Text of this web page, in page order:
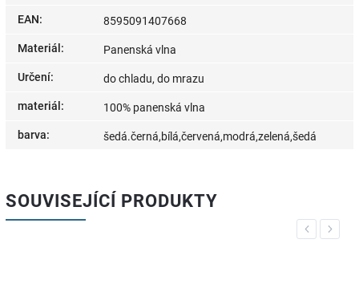
EAN: 8595091407668
Materiál : Panenská vlna
Určení: do chladu, do mrazu
materiál : 100% panenská vlna
barva: šedá.černá,bílá,červená,modrá,zelená,šedá
SOUVISEJÍCÍ PRODUKTY
Previous
Next